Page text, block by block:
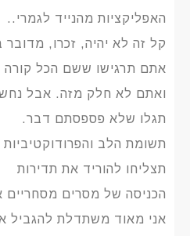
האפליקציות מהנייד לגמרי..
קל זה לא יהיה, זכרו,
אתם תרגישו ששם הכל קורה
ואתם לא חלק מזה. אבל
תגלו שלא פספסתם דבר.
תשומת הלב
תצליחו להוריד את תדירות
הכניסה של מסרים מסחריים
אני מאוד משתדלת להגביל